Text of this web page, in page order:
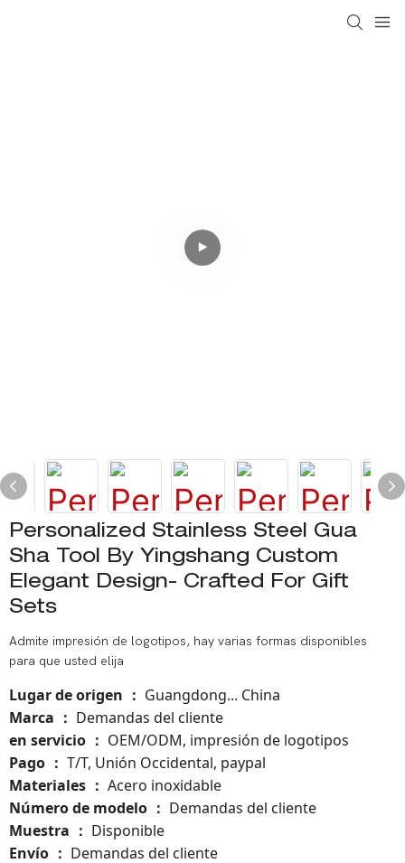
Personalized Stainless Steel Gua
Sha Tool By Yingshang Custom
Elegant Design- Crafted For Gift
Sets
Admite impresión de logotipos, hay varias formas disponibles
para que usted elija
Lugar de origen ： Guangdong... China
Marca
： Demandas del cliente
en servicio
： OEM/ODM, impresión de logotipos
Pago
： T/T, Unión Occidental, paypal
Materiales
： Acero inoxidable
Número de modelo ： Demandas del cliente
Muestra
： Disponible
Envío
： Demandas del cliente